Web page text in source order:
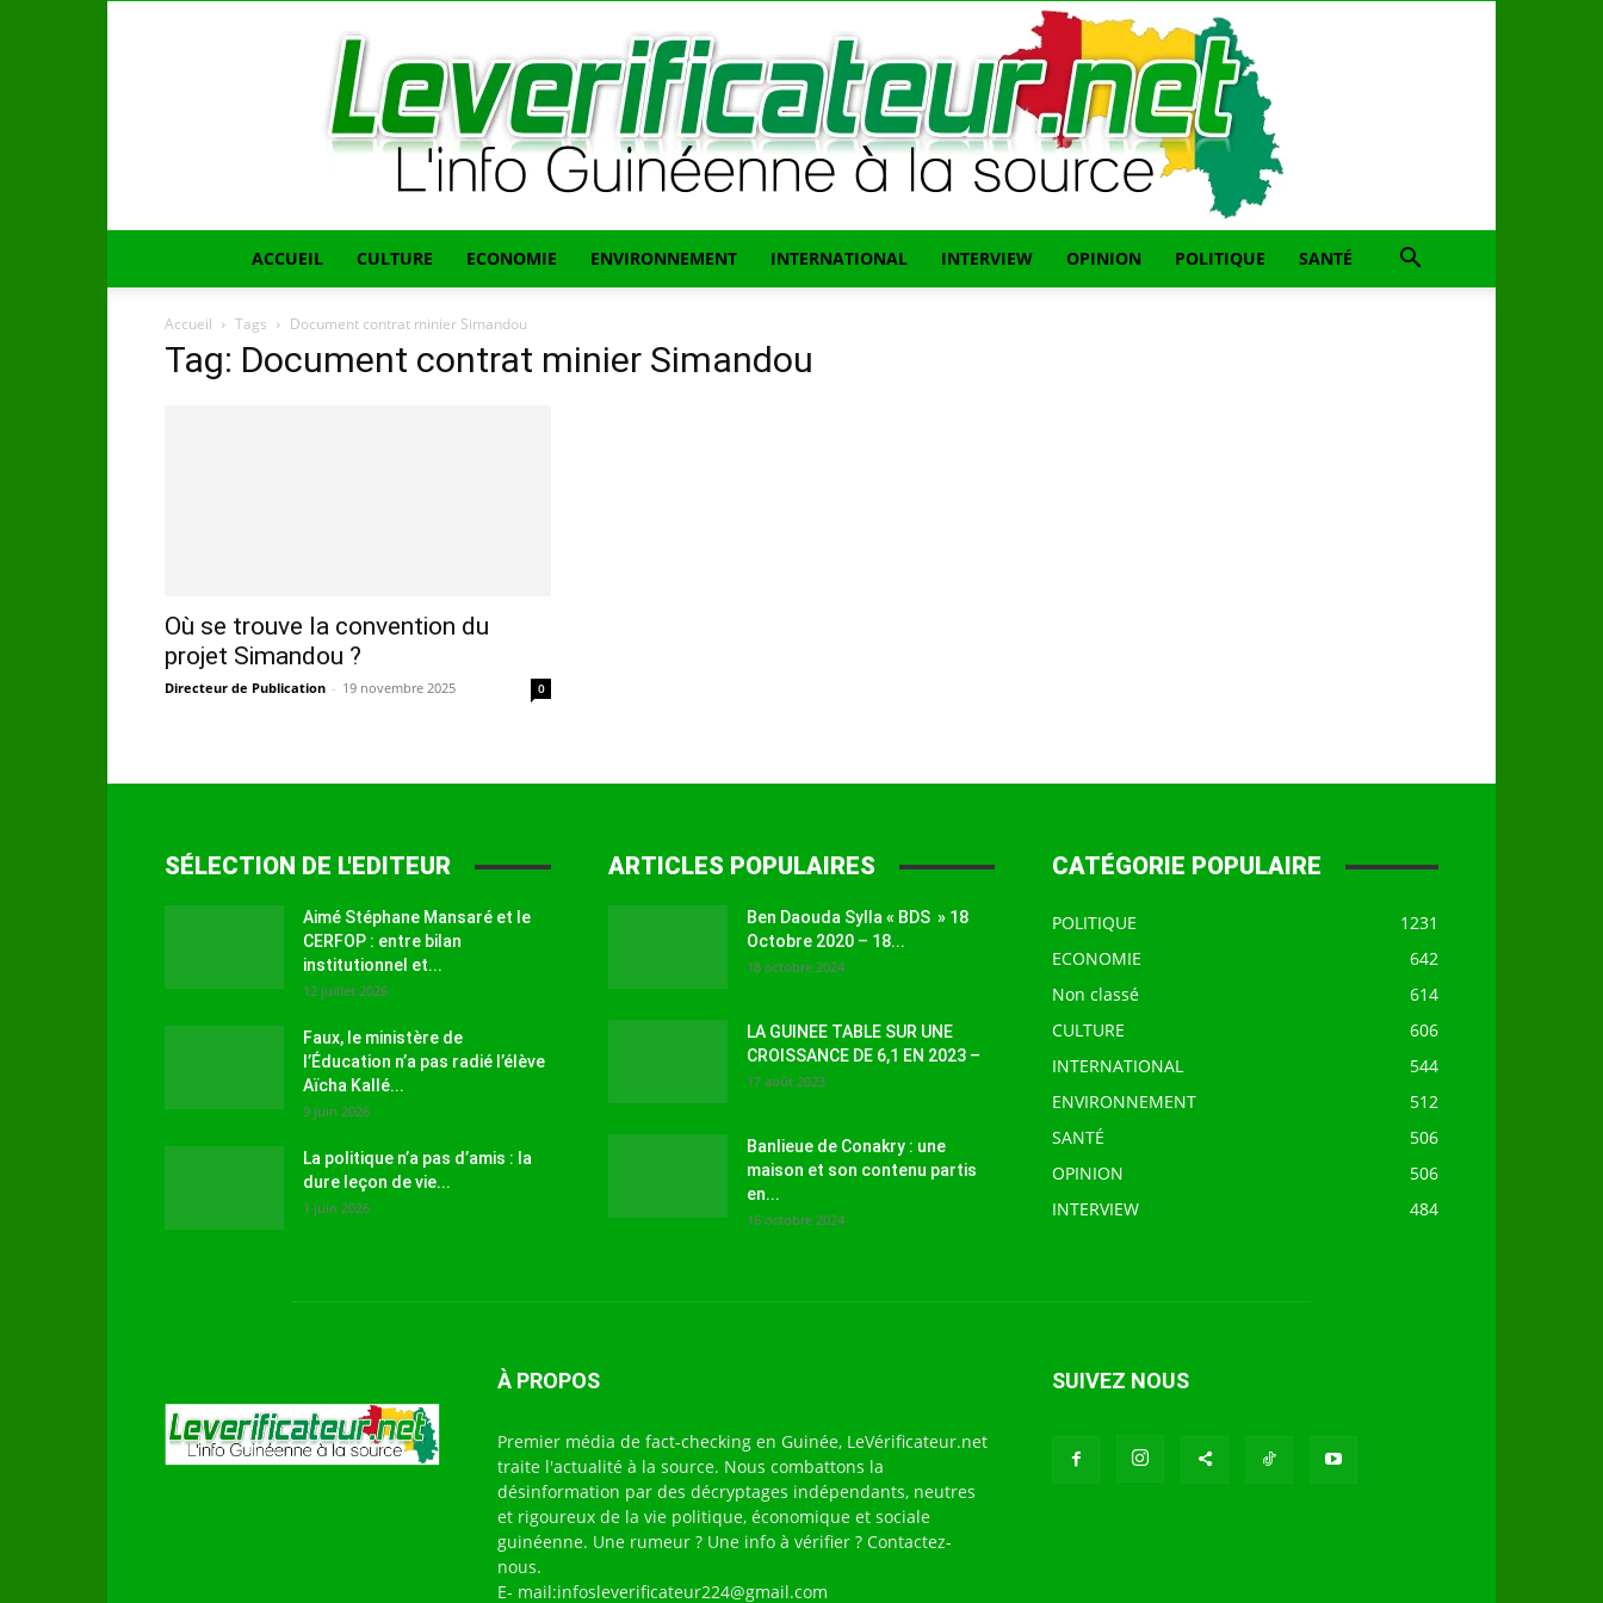
source
ACCUEIL CULTURE ECONOMIE ENVIRONNEMENT INTERNATIONAL INTERVIEW OPINION POLITIQUE SANTÉ
Accueil Tags Document contrat minier Simandou
Tag: Document contrat minier Simandou
Où se trouve la convention du
projet Simandou ?
Directeur de Publication - 19 novembre 2025 0
SÉLECTION DE L'EDITEUR
Aimé Stéphane Mansaré et le
CERFOP : entre bilan
institutionnel et...
12 juillet 2026
Faux, le ministère de
l’Éducation n’a pas radié l’élève
Aïcha Kallé...
9 juin 2026
La politique n’a pas d’amis : la
dure leçon de vie...
1 juin 2026
ARTICLES POPULAIRES
Ben Daouda Sylla « BDS » 18
Octobre 2020 – 18...
18 octobre 2024
LA GUINEE TABLE SUR UNE
CROISSANCE DE 6,1 EN 2023 –
17 août 2023
Banlieue de Conakry : une
maison et son contenu partis
en...
16 octobre 2024
CATÉGORIE POPULAIRE
POLITIQUE
1231
ECONOMIE
642
Non classé
614
CULTURE
606
INTERNATIONAL
544
ENVIRONNEMENT
512
SANTÉ
506
OPINION
506
INTERVIEW
484
À PROPOS
Premier média de fact-checking en Guinée, LeVérificateur.net
traite l'actualité à la source. Nous combattons la
désinformation par des décryptages indépendants, neutres
et rigoureux de la vie politique, économique et sociale
guinéenne. Une rumeur ? Une info à vérifier ? Contactez-
nous.
E- mail:infosleverificateur224@gmail.com
SUIVEZ NOUS